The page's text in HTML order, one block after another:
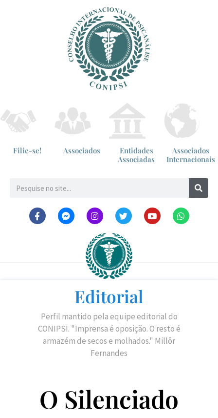
Filie-se! Associados
Entidades
Associadas
Associados
Internacionais
Editorial
Perfil mantido pela equipe editorial do
CONIPSI. "Imprensa é oposição. O resto é
armazém de secos e molhados." Millôr
Fernandes
O Silenciado